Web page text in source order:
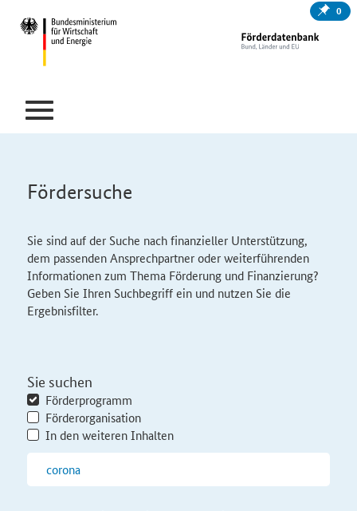
0
Fördersuche
Sie sind auf der Suche nach finanzieller Unterstützung,
dem passenden Ansprechpartner oder weiterführenden
Informationen zum Thema Förderung und Finanzierung?
Geben Sie Ihren Suchbegriff ein und nutzen Sie die
Ergebnisfilter.
Sie suchen
Förderprogramm
Förderorganisation
In den weiteren Inhalten